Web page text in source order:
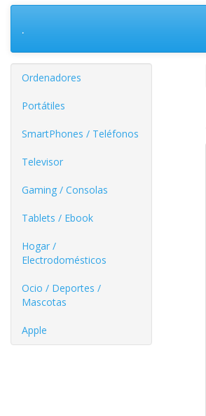
.
Ordenadores
Portátiles
SmartPhones / Teléfonos
Televisor
Gaming / Consolas
Tablets / Ebook
Hogar /
Electrodomésticos
Ocio / Deportes /
Mascotas
Apple